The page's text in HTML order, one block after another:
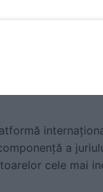
au
în echipamente
a
cele mai